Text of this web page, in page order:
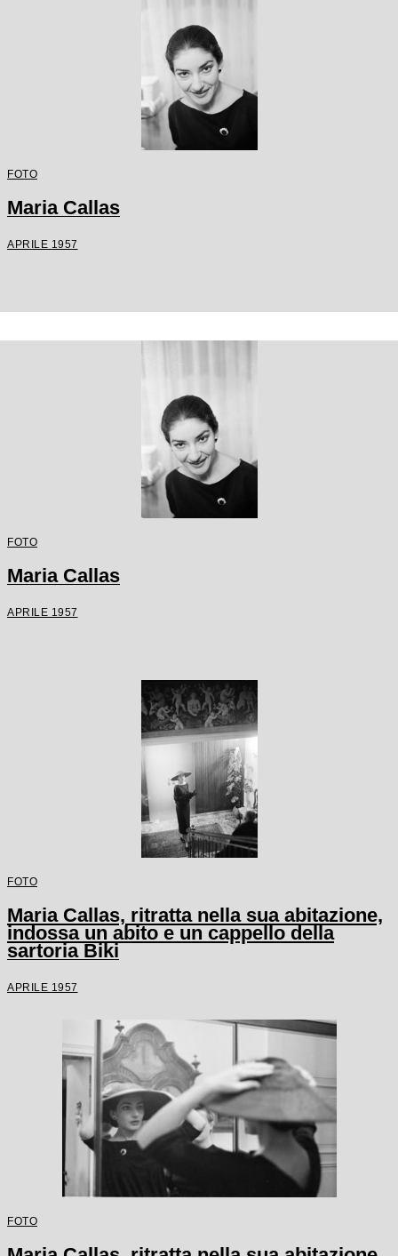
FOTO
Maria Callas
APRILE 1957
FOTO
Maria Callas
APRILE 1957
FOTO
Maria Callas, ritratta nella sua abitazione,
indossa un abito e un cappello della
sartoria Biki
APRILE 1957
FOTO